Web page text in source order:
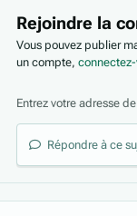
Rejoindre la
Vous pouvez publier
un compte,
Répondre à ce